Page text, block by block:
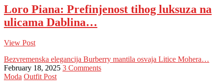
Loro Piana: Prefinjenost tihog luksuza na
ulicama Dablina…
View Post
Bezvremenska elegancija Burberry mantila osvaja Litice Mohera…
February 18, 2025 3 Comments
Moda Outfit Post